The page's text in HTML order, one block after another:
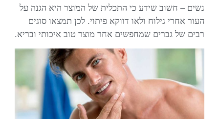
נשים – חשוב שידע כי התכלית של המוצר היא הגנה על
העור אחרי גילוח ולאו דווקא פיתוי. לכן תמצאו סוגים
רבים של גברים שמחפשים אחר מוצר טוב איכותי ובריא.